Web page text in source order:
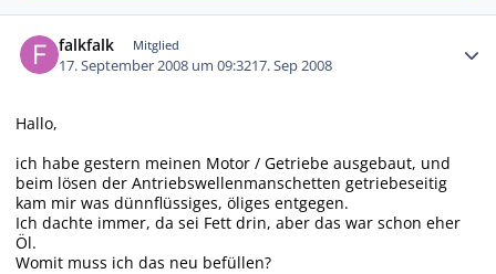
falkfalk Mitglied
17. September 2008 um 09:3217. Sep 2008
Hallo,
ich habe gestern meinen Motor / Getriebe ausgebaut, und
beim lösen der Antriebswellenmanschetten getriebeseitig
kam mir was dünnflüssiges, öliges entgegen.
Ich dachte immer, da sei Fett drin, aber das war schon eher
Öl.
Womit muss ich das neu befüllen?